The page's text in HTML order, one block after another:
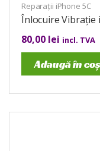
Reparații iPhone 5C
Înlocuire Vibrație
80,00 lei incl. TVA
Adaugă în coș